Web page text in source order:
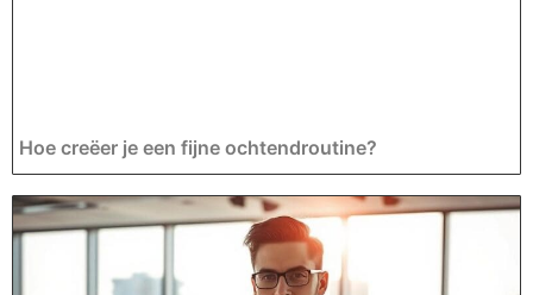
Hoe creëer je een fijne ochtendroutine?